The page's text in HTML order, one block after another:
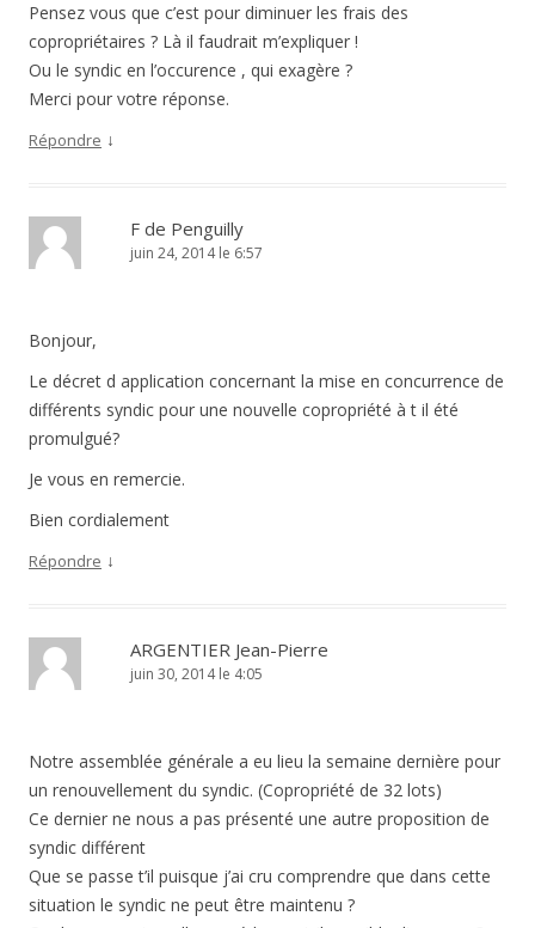
Pensez vous que c’est pour diminuer les frais des
copropriétaires ? Là il faudrait m’expliquer !
Ou le syndic en l’occurence , qui exagère ?
Merci pour votre réponse.
Répondre ↓
F de Penguilly
juin 24, 2014 le 6:57
Bonjour,
Le décret d application concernant la mise en concurrence de
différents syndic pour une nouvelle copropriété à t il été
promulgué?
Je vous en remercie.
Bien cordialement
Répondre ↓
ARGENTIER Jean-Pierre
juin 30, 2014 le 4:05
Notre assemblée générale a eu lieu la semaine dernière pour
un renouvellement du syndic. (Copropriété de 32 lots)
Ce dernier ne nous a pas présenté une autre proposition de
syndic différent
Que se passe t’il puisque j’ai cru comprendre que dans cette
situation le syndic ne peut être maintenu ?